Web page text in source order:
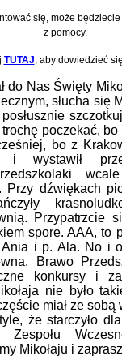
się, może
z pomocy.
TUTAJ , aby dowiedzieć
do Nas Święty
słucha się
poczekać, bo
bo z
i wystawił
Przy dźwiękach
Przypatrzcie
spore. AAA, to
i p. Ala. No i
Brawo
konkursy i
nie było
miał ze
że starczyło
Mikołaju i